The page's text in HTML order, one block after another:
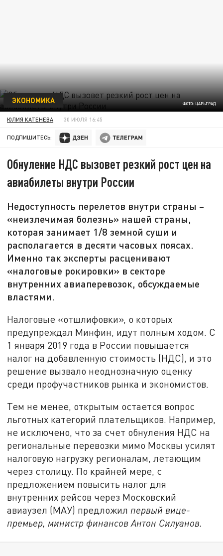
ФОТО: ЦАРЬГРАД
ЭКОНОМИКА
ЮЛИЯ КАТЕНЕВА 30 ИЮЛЯ 16:45
ПОДПИШИТЕСЬ:
Обнуление НДС вызовет резкий рост цен на
авиабилеты внутри России
Недоступность перелетов внутри страны –
«неизлечимая болезнь» нашей страны,
которая занимает 1/8 земной суши и
располагается в десяти часовых поясах.
Именно так эксперты расценивают
«налоговые рокировки» в секторе
внутренних авиаперевозок, обсуждаемые
властями.
Налоговые «отшлифовки», о которых
предупреждал Минфин, идут полным ходом. С
1 января 2019 года в России повышается
налог на добавленную стоимость (НДС), и это
решение вызвало неоднозначную оценку
среди профучастников рынка и экономистов.
Тем не менее, открытым остается вопрос
льготных категорий плательщиков. Например,
не исключено, что за счет обнуления НДС на
региональные перевозки мимо Москвы усилят
налоговую нагрузку регионалам, летающим
через столицу. По крайней мере, с
предложением повысить налог для
внутренних рейсов через Московский
авиаузел (МАУ) предложил первый вице-
премьер, министр финансов Антон Силуанов.